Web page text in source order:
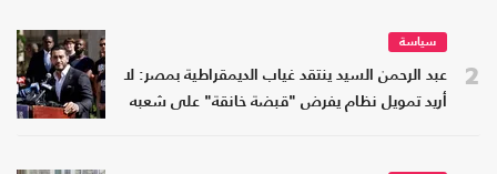
2
سياسة
عبد الرحمن السيد ينتقد غياب الديمقراطية بمصر: لا
أريد تمويل نظام يفرض "قبضة خانقة" على شعبه